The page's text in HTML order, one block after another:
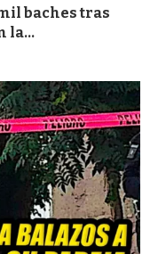
baches tras
la...